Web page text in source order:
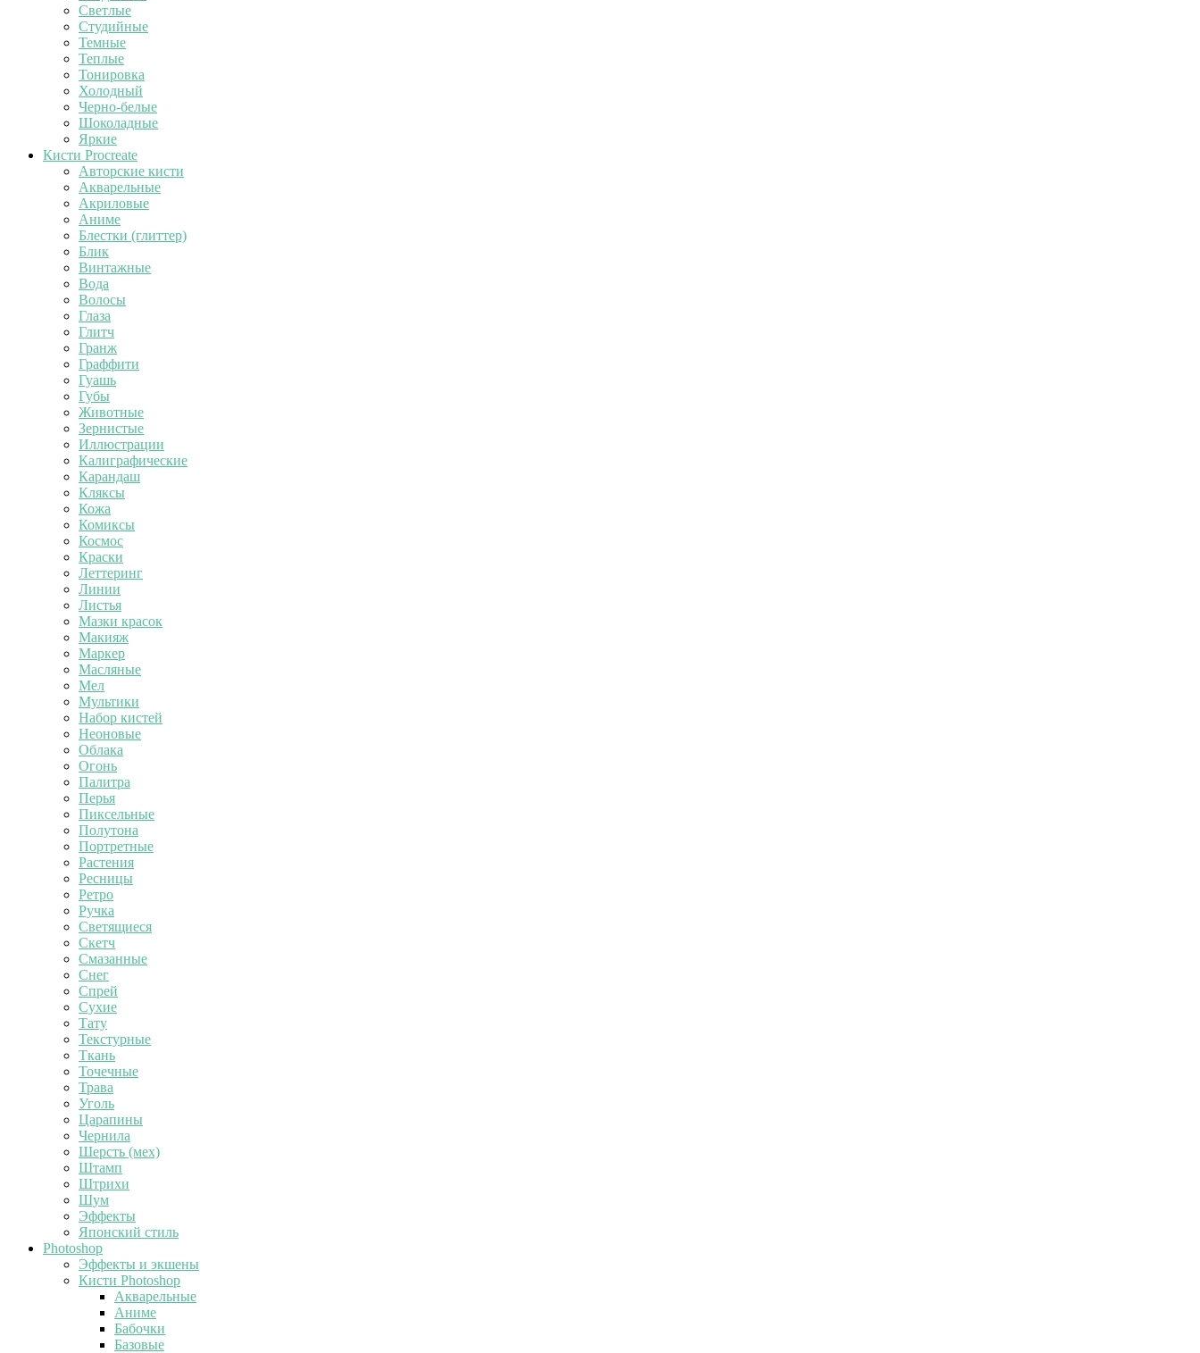
Светлые
Студийные
Темные
Теплые
Тонировка
Холодный
Черно-белые
Шоколадные
Яркие
Кисти Procreate
Авторские кисти
Акварельные
Акриловые
Аниме
Блестки (глиттер)
Блик
Винтажные
Вода
Волосы
Глаза
Глитч
Гранж
Граффити
Гуашь
Губы
Животные
Зернистые
Иллюстрации
Калиграфические
Карандаш
Кляксы
Кожа
Комиксы
Космос
Краски
Леттеринг
Линии
Листья
Мазки красок
Макияж
Маркер
Масляные
Мел
Мультики
Набор кистей
Неоновые
Облака
Огонь
Палитра
Перья
Пиксельные
Полутона
Портретные
Растения
Ресницы
Ретро
Ручка
Светящиеся
Скетч
Смазанные
Снег
Спрей
Сухие
Тату
Текстурные
Ткань
Точечные
Трава
Уголь
Царапины
Чернила
Шерсть (мех)
Штамп
Штрихи
Шум
Эффекты
Японский стиль
Photoshop
Эффекты и экшены
Кисти Photoshop
Акварельные
Аниме
Бабочки
Базовые